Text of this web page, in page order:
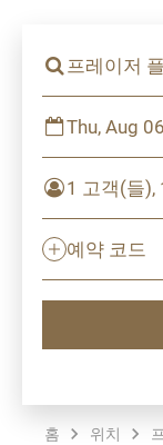
프레이저
Thu, Aug
1 고객(들),
예약 코드
홈 위치